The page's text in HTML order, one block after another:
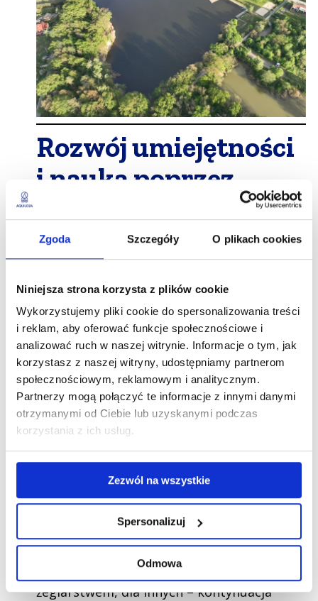
Zgoda Szczegóły O plikach cookies
Niniejsza strona korzysta z plików cookie
Wykorzystujemy pliki cookie do spersonalizowania treści
i reklam, aby oferować funkcje społecznościowe i
analizować ruch w naszej witrynie. Informacje o tym, jak
korzystasz z naszej witryny, udostępniamy partnerom
społecznościowym, reklamowym i analitycznym.
Partnerzy mogą połączyć te informacje z innymi danymi
otrzymanymi od Ciebie lub uzyskanymi podczas
korzystania z ich usług.
Zezwól na wszystkie
Spersonalizuj
Odmowa
Rozwój umiejętności
i nauka poprzez
Nowe umiejętności, rozwijanie pasji i
umiemy to zrobić!⛵
Rodzice lubią, gdy dziecko świetnie się
bawi, a jednocześnie uczy i rozwija – my
łączymy te dwie rzeczy! Bo dzieci uczą się
najwięcej właśnie poprzez zabawę.
Podczas naszych półkolonii żeglarskich
poznają świat wody z trochę innej
ach, żaglówkach klasy Optimist, a także
spróbują swoich sił na większych jachtach
typu Sigma. Poznają podstawy
bezpiecznego zachowania nad wodą
nauczą się wiązaćżeglarskie węzły.
Dla jednych będzie to pierwsze spotkanie z
żeglarstwem, dla innych – kontynuacja